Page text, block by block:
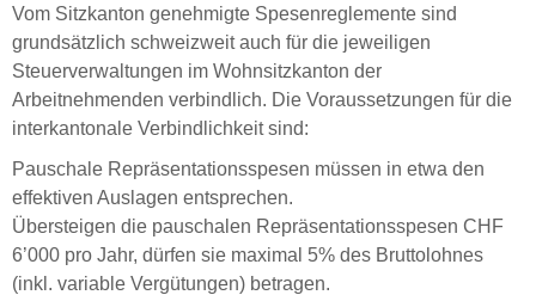
Vom Sitzkanton genehmigte Spesenreglemente sind
grundsätzlich schweizweit auch für die jeweiligen
Steuerverwaltungen im Wohnsitzkanton der
Arbeitnehmenden verbindlich. Die Voraussetzungen für die
interkantonale Verbindlichkeit sind:
Pauschale Repräsentationsspesen müssen in etwa den
effektiven Auslagen entsprechen.
Übersteigen die pauschalen Repräsentationsspesen CHF
6’000 pro Jahr, dürfen sie maximal 5% des Bruttolohnes
(inkl. variable Vergütungen) betragen.